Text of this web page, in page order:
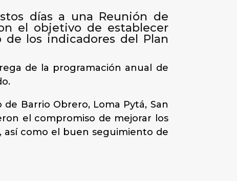
días a una Reunión de
el objetivo de establecer
los indicadores del Plan
de la programación anual de
Barrio Obrero, Loma Pytá, San
el compromiso de mejorar los
así como el buen seguimiento de